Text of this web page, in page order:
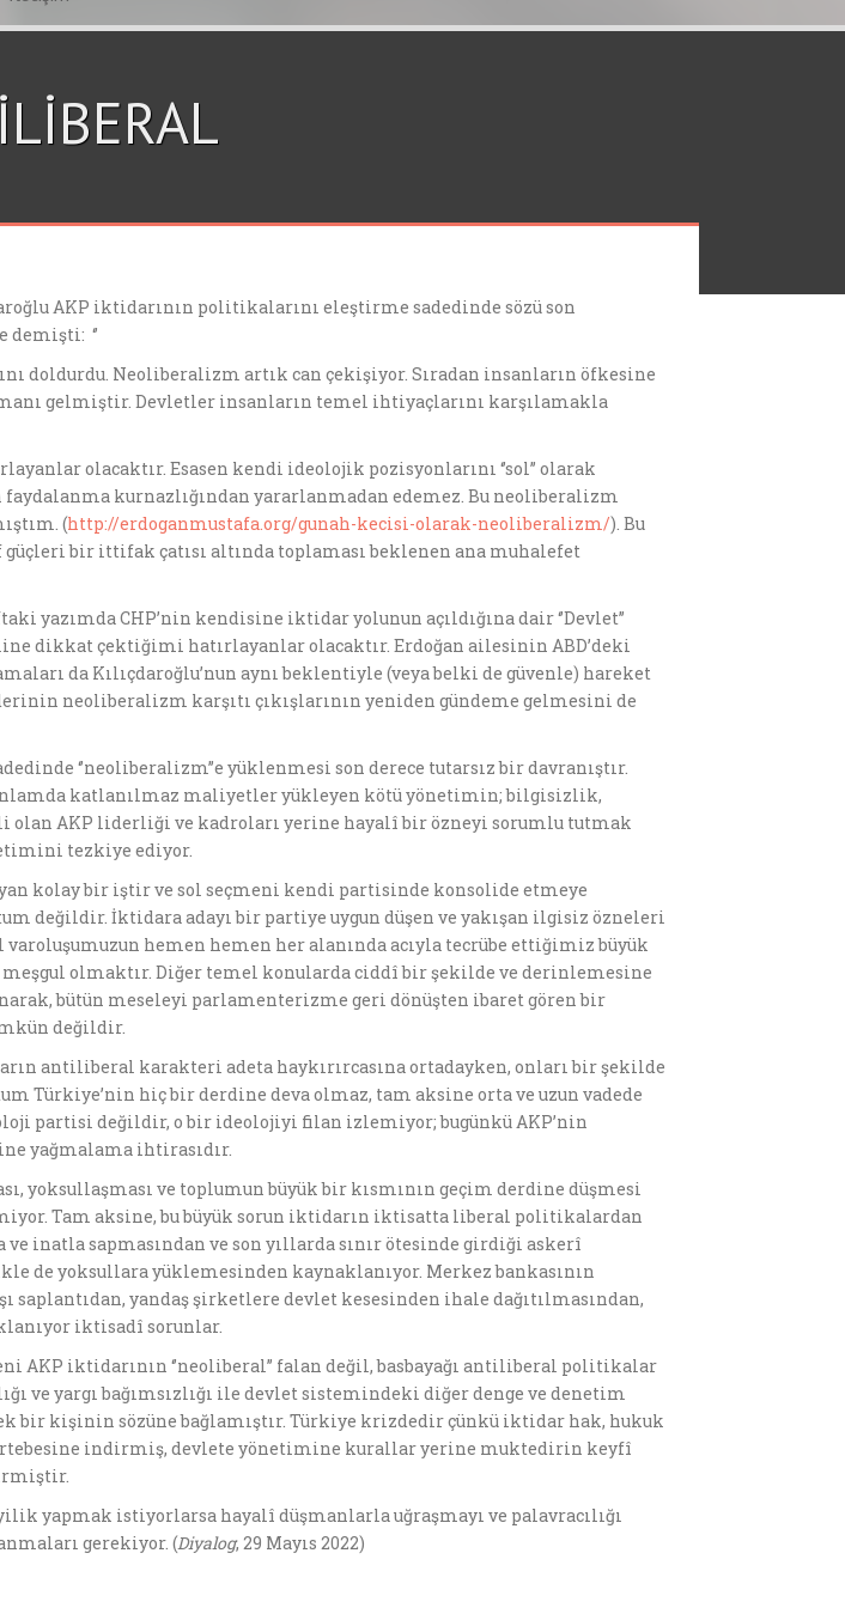
AKP iktidarının politikalarını eleştirme sadedinde sözü son
demişti: ‘’
doldurdu. Neoliberalizm artık can çekişiyor. Sıradan insanların öfkesine
gelmiştir. Devletler insanların temel ihtiyaçlarını karşılamakla
olacaktır. Esasen kendi ideolojik pozisyonlarını ‘’sol’’ olarak
kurnazlığından yararlanmadan edemez. Bu neoliberalizm
(http://erdoganmustafa.org/gunah-kecisi-olarak-neoliberalizm/). Bu
bir ittifak çatısı altında toplaması beklenen ana muhalefet
CHP’nin kendisine iktidar yolunun açıldığına dair ‘’Devlet’’
dikkat çektiğimi hatırlayanlar olacaktır. Erdoğan ailesinin ABD’deki
da Kılıçdaroğlu’nun aynı beklentiyle (veya belki de güvenle) hareket
neoliberalizm karşıtı çıkışlarının yeniden gündeme gelmesini de
‘’neoliberalizm’’e yüklenmesi son derece tutarsız bir davranıştır.
anlamda katlanılmaz maliyetler yükleyen kötü yönetimin; bilgisizlik,
AKP liderliği ve kadroları yerine hayalî bir özneyi sorumlu tutmak
tezkiye ediyor.
kolay bir iştir ve sol seçmeni kendi partisinde konsolide etmeye
değildir. İktidara adayı bir partiye uygun düşen ve yakışan ilgisiz özneleri
hemen hemen her alanında acıyla tecrübe ettiğimiz büyük
olmaktır. Diğer temel konularda ciddî bir şekilde ve derinlemesine
bütün meseleyi parlamenterizme geri dönüşten ibaret gören bir
değildir.
antiliberal karakteri adeta haykırırcasına ortadayken, onları bir şekilde
hiç bir derdine deva olmaz, tam aksine orta ve uzun vadede
partisi değildir, o bir ideolojiyi filan izlemiyor; bugünkü AKP’nin
yağmalama ihtirasıdır.
yoksullaşması ve toplumun büyük bir kısmının geçim derdine düşmesi
Tam aksine, bu büyük sorun iktidarın iktisatta liberal politikalardan
inatla sapmasından ve son yıllarda sınır ötesinde girdiği askerî
de yoksullara yüklemesinden kaynaklanıyor. Merkez bankasının
yandaş şirketlere devlet kesesinden ihale dağıtılmasından,
iktisadî sorunlar.
iktidarının ‘’neoliberal’’ falan değil, basbayağı antiliberal politikalar
ve yargı bağımsızlığı ile devlet sistemindeki diğer denge ve denetim
bir kişinin sözüne bağlamıştır. Türkiye krizdedir çünkü iktidar hak, hukuk
indirmiş, devlete yönetimine kurallar yerine muktedirin keyfî
yapmak istiyorlarsa hayalî düşmanlarla uğraşmayı ve palavracılığı
gerekiyor. (Diyalog, 29 Mayıs 2022)